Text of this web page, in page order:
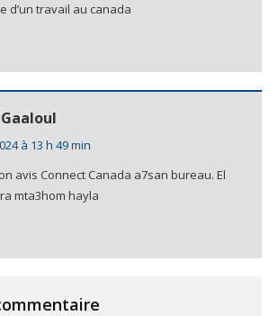
d’un travail au canada
à 13 h 49 min
avis Connect Canada a7san bureau. El
mta3hom hayla